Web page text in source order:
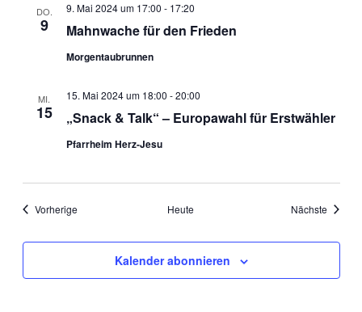
DO.
9 Mahnwache für den Frieden
9. Mai 2024 um 17:00 - 17:20
Morgentaubrunnen
MI.
15 „Snack & Talk“ – Europawahl für Erstwähler
15. Mai 2024 um 18:00 -20:00
Pfarrheim Herz-Jesu
VorherigeVeranstaltungen Heute Nächste
Kalender abonnieren